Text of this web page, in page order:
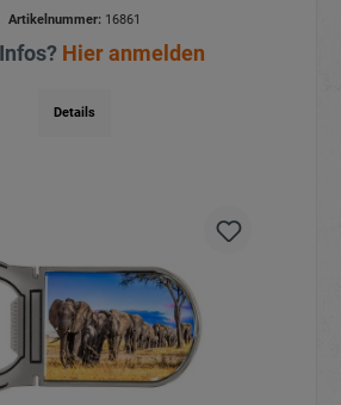
Artikelnummer:16861
Hier anmelden
Details